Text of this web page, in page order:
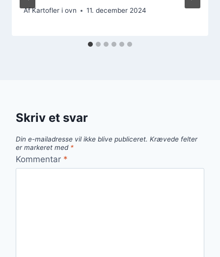
AfKartofler i ovn 11. december 2024
Skriv et svar
Din e-mailadresse vil ikke blive publiceret. Krævede felter
er markeret med *
Kommentar *